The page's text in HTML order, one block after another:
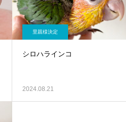
里親様決定
シロハラインコ
2024.08.21